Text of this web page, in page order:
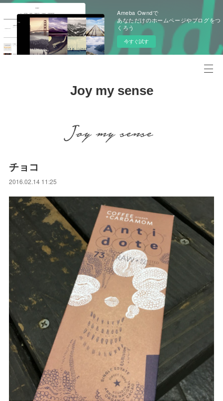
Ameba Owndで
あなただけのホームページやブログをつ
くろう
今すぐ試す
Joy my sense
チョコ
2016.02.14 11:25